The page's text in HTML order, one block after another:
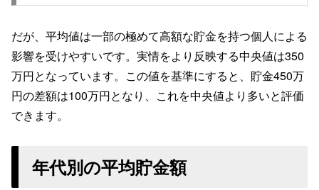
だが、平均値は一部の極めて高額な貯金を持つ個人による
影響を受けやすいです。実情をより反映する中央値は350
万円となっています。この値を基準にすると、貯金450万
円の差額は100万円となり、これを中央値より多いと評価
できます。
年代別の平均貯金額